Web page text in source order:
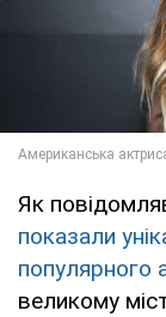
Як
показали
популярного
великому